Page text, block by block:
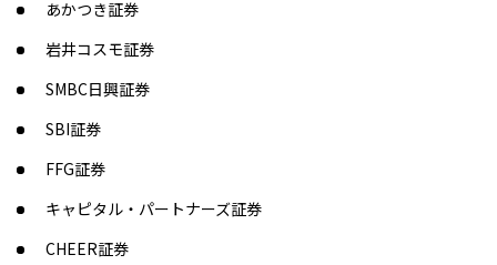
あかつき証券
岩井コスモ証券
SMBC日興証券
SBI証券
FFG証券
キャピタル・パートナーズ証券
CHEER証券